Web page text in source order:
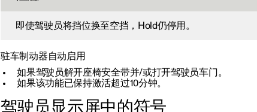
即使驾驶员将挡位换至空挡，Hold仍停用。
驻车制动器自动启用
如果驾驶员解开座椅安全带并/或打开驾驶员车门。
如果该功能已保持激活超过10分钟。
驾驶员显示屏中的符号